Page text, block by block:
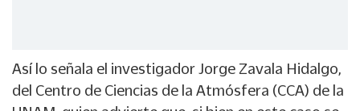
Así lo señala el investigador Jorge Zavala Hidalgo,
del Centro de Ciencias de la Atmósfera (CCA) de la